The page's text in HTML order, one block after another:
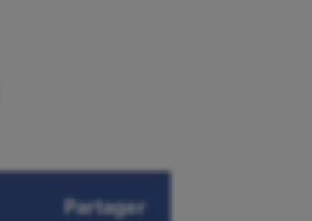
Partager